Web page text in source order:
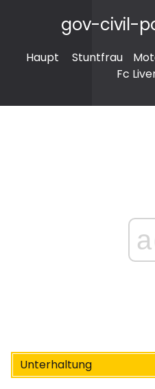
gov-civil-
Haupt Stuntfrau
Fc
Unterhaltung